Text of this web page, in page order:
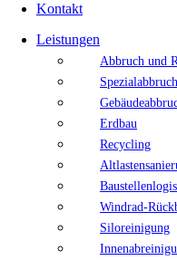
Kontakt
Leistungen
Abbruch und
Erdbau
Recycling
Windrad-
Siloreinigung